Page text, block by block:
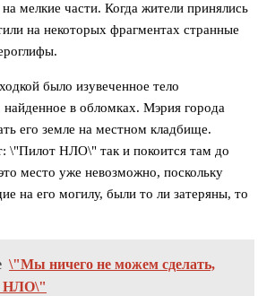
мелкие части. Когда жители принялись
на некоторых фрагментах странные
было изувеченное тело
найденное в обломках. Мэрия города
его земле на местном кладбище.
\"Пилот НЛО\" так и покоится там до
место уже невозможно, поскольку
на его могилу, были то ли затеряны, то
\"Мы ничего не можем сделать,
НЛО\"